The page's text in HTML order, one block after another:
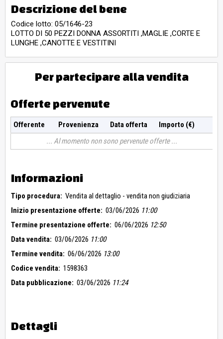
Descrizione del bene
Codice lotto: 05/1646-23
LOTTO DI 50 PEZZI DONNA ASSORTITI ,MAGLIE ,CORTE E
LUNGHE ,CANOTTE E VESTITINI
Per partecipare alla vendita
Offerte pervenute
Offerente Provenienza Data offerta
Importo (€)
Al momento non sono pervenute offerte
Informazioni
Tipo procedura: Vendita al dettaglio - vendita non giudiziaria
Inizio presentazione offerte: 03/06/2026 11:00
Termine presentazione offerte: 06/06/2026 12:50
Data vendita: 03/06/2026 11:00
Termine vendita: 06/06/2026 13:00
Codice vendita: 1598363
Data pubblicazione: 03/06/2026 11:24
Dettagli